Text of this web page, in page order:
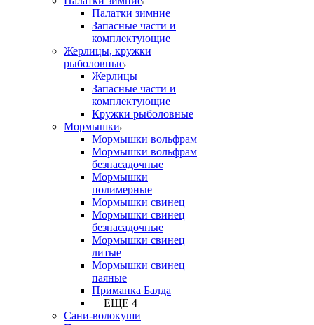
Палатки зимние
Запасные части и
комплектующие
Жерлицы, кружки
рыболовные
Жерлицы
Запасные части и
комплектующие
Кружки рыболовные
Мормышки
Мормышки вольфрам
Мормышки вольфрам
безнасадочные
Мормышки
полимерные
Мормышки свинец
Мормышки свинец
безнасадочные
Мормышки свинец
литые
Мормышки свинец
паяные
Приманка Балда
+ ЕЩЕ 4
Сани-волокуши